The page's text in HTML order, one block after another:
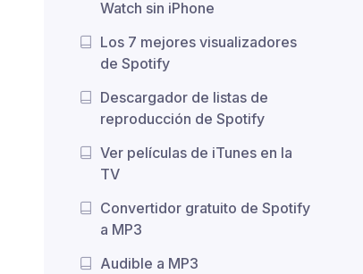
Watch sin iPhone
Los 7 mejores visualizadores
de Spotify
Descargador de listas de
reproducción de Spotify
Ver películas de iTunes en la
TV
Convertidor gratuito de Spotify
a MP3
Audible a MP3